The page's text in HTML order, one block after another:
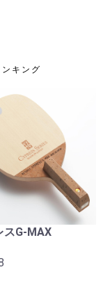
キング
スG-MAX